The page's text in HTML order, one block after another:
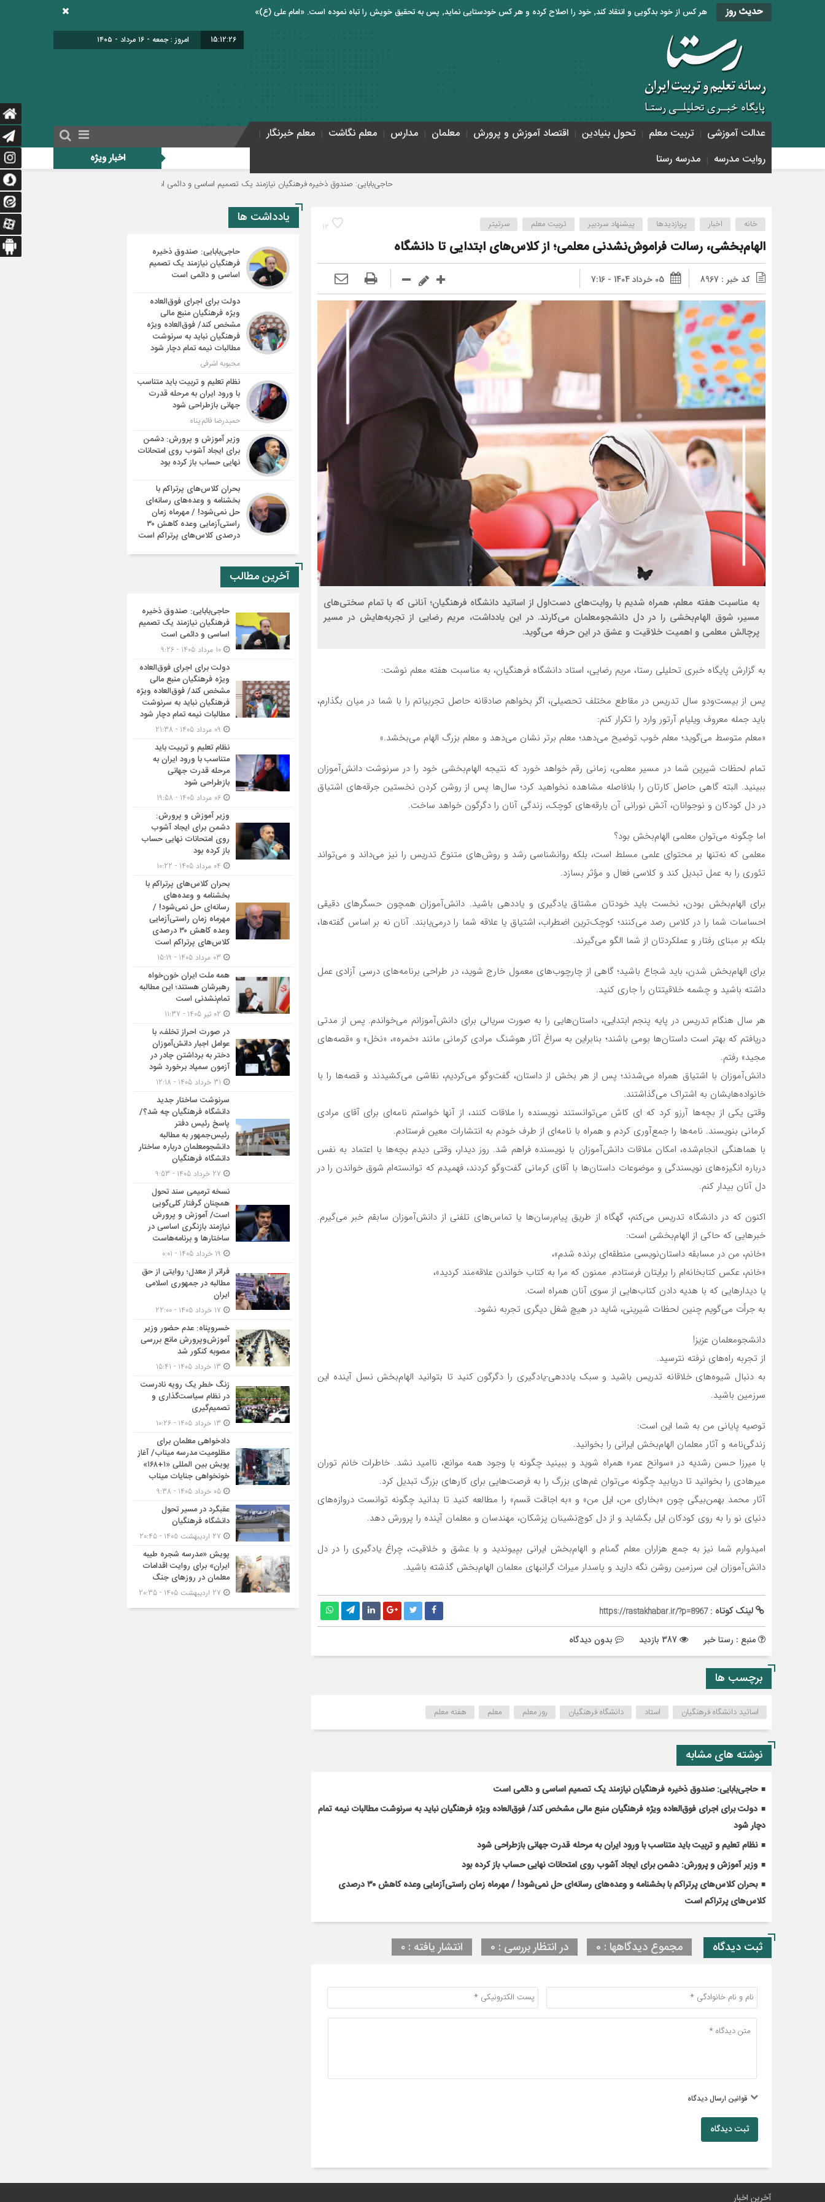
حدیث روز هر کس از خود بدگویی و انتقاد کند٬ خود را اصلاح کرده و هر کس خودستایی نماید٬ پس به تحقیق خویش را تباه نموده است. «امام علی (ع)»
15:12:27 امروز : جمعه - ۱۶ مرداد - ۱۴۰۵
عدالت آموزشی تربیت معلم تحول بنیادین اقتصاد آموزش و پرورش معلمان مدارس معلم نگاشت
معلم خبرنگار
روایت مدرسه
مدرسه رستا اخبار ویژه
حاجی‌بابایی: صندوق ذخیره فرهنگیان نیازمند یک تصمیم اساسی و دائمی است دولت برای اجرای فوق‌العاده ویژه فرهنگیان منبع مالی
12 خانه اخبار پربازدیدها پیشنهاد سردبیر تربیت معلم سرتیتر
الهام‌بخشی، رسالت فراموش‌نشدنی معلمی؛ از کلاس‌های ابتدایی تا دانشگاه
کد خبر : 8967 05 خرداد 1404 - 7:16
به مناسبت هفته معلم، همراه شدیم با روایت‌های دست‌اول از اساتید دانشگاه فرهنگیان؛ آنانی که با تمام سختی‌های
مسیر، شوق الهام‌بخشی را در دل دانشجومعلمان می‌کارند. در این یادداشت، مریم رضایی از تجربه‌هایش در مسیر
پرچالش معلمی و اهمیت خلاقیت و عشق در این حرفه می‌گوید.
به گزارش پایگاه خبری تحلیلی رستا، مریم رضایی، استاد دانشگاه فرهنگیان، به مناسبت هفته معلم نوشت:
پس از بیست‌ودو سال تدریس در مقاطع مختلف تحصیلی، اگر بخواهم صادقانه حاصل تجربیاتم را با شما در میان بگذارم،
باید جمله معروف ویلیام آرتور وارد را تکرار کنم:
«معلم متوسط می‌گوید؛ معلم خوب توضیح می‌دهد؛ معلم برتر نشان می‌دهد و معلم بزرگ الهام می‌بخشد.»
تمام لحظات شیرین شما در مسیر معلمی، زمانی رقم خواهد خورد که نتیجه الهام‌بخشی خود را در سرنوشت دانش‌آموزان
ببینید. البته گاهی حاصل کارتان را بلافاصله مشاهده نخواهید کرد؛ سال‌ها پس از روشن کردن نخستین جرقه‌های اشتیاق
در دل کودکان و نوجوانان، آتش نورانی آن بارقه‌های کوچک، زندگی آنان را دگرگون خواهد ساخت.
اما چگونه می‌توان معلمی الهام‌بخش بود؟
معلمی که نه‌تنها بر محتوای علمی مسلط است، بلکه روانشناسی رشد و روش‌های متنوع تدریس را نیز می‌داند و می‌تواند
تئوری را به عمل تبدیل کند و کلاسی فعال و مؤثر بسازد.
برای الهام‌بخش بودن، نخست باید خودتان مشتاق یادگیری و یاددهی باشید. دانش‌آموزان همچون حسگرهای دقیقی
احساسات شما را در کلاس رصد می‌کنند؛ کوچک‌ترین اضطراب، اشتیاق یا علاقه شما را درمی‌یابند. آنان نه بر اساس گفته‌ها،
بلکه بر مبنای رفتار و عملکردتان از شما الگو می‌گیرند.
برای الهام‌بخش شدن، باید شجاع باشید؛ گاهی از چارچوب‌های معمول خارج شوید، در طراحی برنامه‌های درسی آزادی عمل
داشته باشید و چشمه خلاقیتتان را جاری کنید.
هر سال هنگام تدریس در پایه پنجم ابتدایی، داستان‌هایی را به صورت سریالی برای دانش‌آموزانم می‌خواندم. پس از مدتی
دریافتم که بهتر است داستان‌ها بومی باشند؛ بنابراین به سراغ آثار هوشنگ مرادی کرمانی مانند «خمره»، «نخل» و «قصه‌های
مجید» رفتم.
دانش‌آموزان با اشتیاق همراه می‌شدند؛ پس از هر بخش از داستان، گفت‌وگو می‌کردیم، نقاشی می‌کشیدند و قصه‌ها را با
خانواده‌هایشان به اشتراک می‌گذاشتند.
وقتی یکی از بچه‌ها آرزو کرد که ای کاش می‌توانستند نویسنده را ملاقات کنند، از آنها خواستم نامه‌ای برای آقای مرادی
کرمانی بنویسند. نامه‌ها را جمع‌آوری کردم و همراه با نامه‌ای از طرف خودم به انتشارات معین فرستادم.
با هماهنگی انجام‌شده، امکان ملاقات دانش‌آموزان با نویسنده فراهم شد. روز دیدار، وقتی دیدم بچه‌ها با اعتماد به نفس
درباره انگیزه‌های نویسندگی و موضوعات داستان‌ها با آقای کرمانی گفت‌وگو کردند، فهمیدم که توانسته‌ام شوق خواندن را در
دل آنان بیدار کنم.
اکنون که در دانشگاه تدریس می‌کنم، گهگاه از طریق پیام‌رسان‌ها یا تماس‌های تلفنی از دانش‌آموزان سابقم خبر می‌گیرم.
خبرهایی که حاکی از الهام‌بخشی است:
«خانم، من در مسابقه داستان‌نویسی منطقه‌ای برنده شدم»،
«خانم، عکس کتابخانه‌ام را برایتان فرستادم. ممنون که مرا به کتاب خواندن علاقه‌مند کردید»،
یا دیدارهایی که با هدیه دادن کتاب‌هایی از سوی آنان همراه است.
به جرأت می‌گویم چنین لحظات شیرینی، شاید در هیچ شغل دیگری تجربه نشود.
دانشجومعلمان عزیز!
از تجربه راه‌های نرفته نترسید.
به دنبال شیوه‌های خلاقانه تدریس باشید و سبک یاددهی-یادگیری را دگرگون کنید تا بتوانید الهام‌بخش نسل آینده این
سرزمین باشید.
توصیه پایانی من به شما این است:
زندگی‌نامه و آثار معلمان الهام‌بخش ایرانی را بخوانید.
با میرزا حسن رشدیه در «سوانح عمر» همراه شوید و ببینید چگونه با وجود همه موانع، ناامید نشد. خاطرات خانم توران
میرهادی را بخوانید تا دریابید چگونه می‌توان غم‌های بزرگ را به فرصت‌هایی برای کارهای بزرگ تبدیل کرد.
آثار محمد بهمن‌بیگی چون «بخارای من، ایل من» و «به اجاقت قسم» را مطالعه کنید تا بدانید چگونه توانست دروازه‌های
دنیای نو را به روی کودکان ایل بگشاید و از دل کوچ‌نشینان پزشکان، مهندسان و معلمان آینده را پرورش دهد.
امیدوارم شما نیز به جمع هزاران معلم گمنام و الهام‌بخش ایرانی بپیوندید و با عشق و خلاقیت، چراغ یادگیری را در دل
دانش‌آموزان این سرزمین روشن نگه دارید و پاسدار میراث گرانبهای معلمان الهام‌بخش گذشته باشید.
لینک کوتاه :https://rastakhabar.ir/?p=8967
منبع : رستا خبر بدون دیدگاه
برچسب ها
اساتید دانشگاه فرهنگیان استاد دانشگاه فرهنگیان روز معلم معلم هفته معلم
نوشته های مشابه
حاجی‌بابایی: صندوق ذخیره فرهنگیان نیازمند یک تصمیم اساسی و دائمی است
دولت برای اجرای فوق‌العاده ویژه فرهنگیان منبع مالی مشخص کند/ فوق‌العاده ویژه فرهنگیان نباید به سرنوشت مطالبات نیمه‌ تمام
دچار شود
نظام تعلیم و تربیت باید متناسب با ورود ایران به مرحله قدرت جهانی بازطراحی شود
وزیر آموزش و پرورش: دشمن برای ایجاد آشوب روی امتحانات نهایی حساب باز کرده بود
بحران کلاس‌های پرتراکم با بخشنامه و وعده‌های رسانه‌ای حل نمی‌شود! / مهرماه زمان راستی‌آزمایی وعده کاهش ۳۰ درصدی
کلاس‌های پرتراکم است
ثبت دیدگاه مجموع دیدگاهها : 0 در انتظار بررسی : 0 انتشار یافته : ۰
قوانین ارسال دیدگاه
ثبت دیدگاه
یادداشت ها
حاجی‌بابایی: صندوق ذخیره
فرهنگیان نیازمند یک تصمیم
اساسی و دائمی است
دولت برای اجرای فوق‌العاده
ویژه فرهنگیان منبع مالی
مشخص کند/ فوق‌العاده ویژه
فرهنگیان نباید به سرنوشت
مطالبات نیمه‌ تمام دچار شود
محبوبه اشرفی
نظام تعلیم و تربیت باید متناسب
با ورود ایران به مرحله قدرت
جهانی بازطراحی شود
حمیدرضا قائم پناه
وزیر آموزش و پرورش: دشمن
برای ایجاد آشوب روی امتحانات
نهایی حساب باز کرده بود
بحران کلاس‌های پرتراکم با
بخشنامه و وعده‌های رسانه‌ای
حل نمی‌شود! / مهرماه زمان
راستی‌آزمایی وعده کاهش ۳۰
درصدی کلاس‌های پرتراکم است
آخرین مطالب
حاجی‌بابایی: صندوق ذخیره
فرهنگیان نیازمند یک تصمیم
اساسی و دائمی است
دولت برای اجرای فوق‌العاده
ویژه فرهنگیان منبع مالی
مشخص کند/ فوق‌العاده ویژه
فرهنگیان نباید به سرنوشت
مطالبات نیمه‌ تمام دچار شود
نظام تعلیم و تربیت باید
متناسب با ورود ایران به
مرحله قدرت جهانی
بازطراحی شود
وزیر آموزش و پرورش:
دشمن برای ایجاد آشوب
روی امتحانات نهایی حساب
باز کرده بود
بحران کلاس‌های پرتراکم با
بخشنامه و وعده‌های
رسانه‌ای حل نمی‌شود! /
مهرماه زمان راستی‌آزمایی
وعده کاهش ۳۰ درصدی
کلاس‌های پرتراکم است
همه ملت ایران خون‌خواه
رهبرشان هستند؛ این مطالبه
تمام‌نشدنی است
در صورت احراز تخلف، با
عوامل اجبار دانش‌آموزان
دختر به برداشتن چادر در
آزمون سمپاد برخورد شود
سرنوشت ساختار جدید
دانشگاه فرهنگیان چه شد؟/
پاسخ رئیس دفتر
رئیس‌جمهور به مطالبه
دانشجومعلمان درباره ساختار
دانشگاه فرهنگیان
نسخه ترمیمی سند تحول
همچنان گرفتار کلی‌گویی
است/ آموزش و پرورش
نیازمند بازنگری اساسی در
ساختارها و برنامه‌هاست
فراتر از معدل؛ روایتی از حق
مطالبه در جمهوری اسلامی
ایران
خسروپناه: عدم حضور وزیر
آموزش‌وپرورش مانع بررسی
مصوبه کنکور شد
زنگ خطر یک رویه نادرست
در نظام سیاست‌گذاری و
تصمیم‌گیری
دادخواهی معلمان برای
مظلومیت مدرسه میناب/ آغاز
پویش بین المللی «۱+۱۶۸»
خونخواهی جنایات میناب
عقبگرد در مسیر تحول
دانشگاه فرهنگیان
پویش «مدرسه شجره طیبه
ایران» برای روایت اقدامات
معلمان در روزهای جنگ
آخرین اخبار